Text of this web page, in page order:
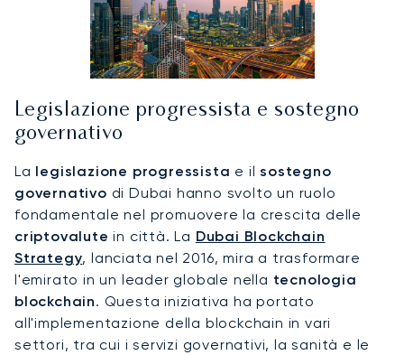
Legislazione progressista e sostegno
governativo
La legislazione progressista e ilsostegno
governativo di Dubai hanno svolto un ruolo
fondamentale nel promuovere la crescita delle
criptovalute in città. La Dubai Blockchain
Strategy, lanciata nel 2016, mira a trasformare
l'emirato in un leader globale nella tecnologia
blockchain. Questa iniziativa ha portato
all'implementazione della blockchain in vari
settori, tra cui i servizi governativi, la sanità e le